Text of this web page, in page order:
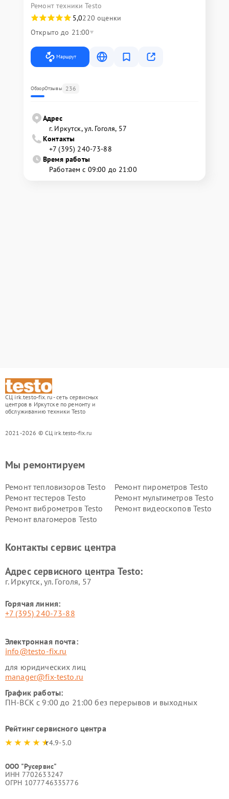
Ремонт техники Testo
5,0220 оценки
Открыто до 21:00
Маршрут
ОбзорОтзывы 236
Адрес
г. Иркутск, ул. ​Гоголя, 57
Контакты
+7 (395) 240-73-88
Время работы
Работаем с 09:00 до 21:00
СЦ irk.testo-fix.ru - сеть сервисных
центров в Иркутске по ремонту и
обслуживанию техники Testo
2021-2026 © СЦ irk.testo-fix.ru
Мы ремонтируем
Ремонт тепловизоров Testo
Ремонт пирометров Testo
Ремонт тестеров Testo
Ремонт мультиметров Testo
Ремонт виброметров Testo
Ремонт видеоскопов Testo
Ремонт влагомеров Testo
Контакты сервис центра
Адрес сервисного центра Testo:
г. Иркутск, ул. ​Гоголя, 57
Горячая линия:
+7 (395) 240-73-88
Электронная почта:
info@testo-fix.ru
для юридических лиц
manager@fix-testo.ru
График работы:
ПН-ВСК с 9:00 до 21:00 без перерывов и выходных
Рейтинг сервисного центра
4.9-5.0
ООО "Русервис"
ИНН 7702633247
ОГРН 1077746335776